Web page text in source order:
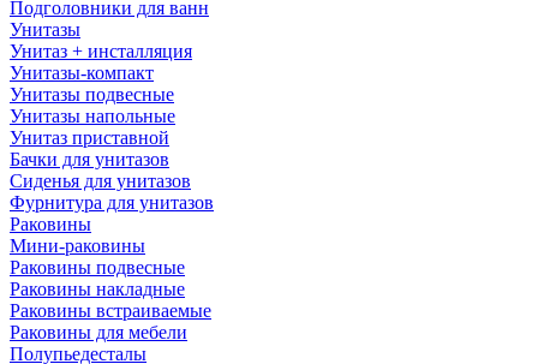
Подголовники для ванн
Унитазы
Унитаз + инсталляция
Унитазы-компакт
Унитазы подвесные
Унитазы напольные
Унитаз приставной
Бачки для унитазов
Сиденья для унитазов
Фурнитура для унитазов
Раковины
Мини-раковины
Раковины подвесные
Раковины накладные
Раковины встраиваемые
Раковины для мебели
Полупьедесталы